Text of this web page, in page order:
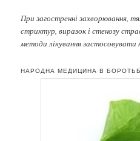
При загостренні захворювання,
стриктур, виразок і стенозу
методи лікування
НАРОДНА МЕДИЦИНА В